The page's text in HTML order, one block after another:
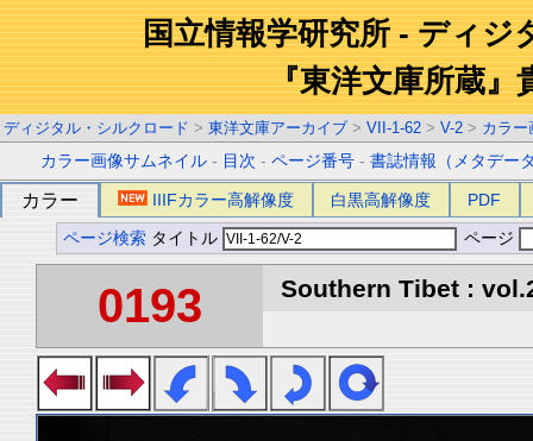
国立情報学研究所 - ディジ
『東洋文庫所蔵』
ディジタル・シルクロード > 東洋文庫アーカイブ > VII-1-62 > V-2 > カラー
カラー画像サムネイル - 目次 -ページ番号 -書誌情報（メタデー
カラー IIIFカラー高解像度 白黒高解像度 PDF
ページ検索 タイトル ページ
0193 Southern Tibet :